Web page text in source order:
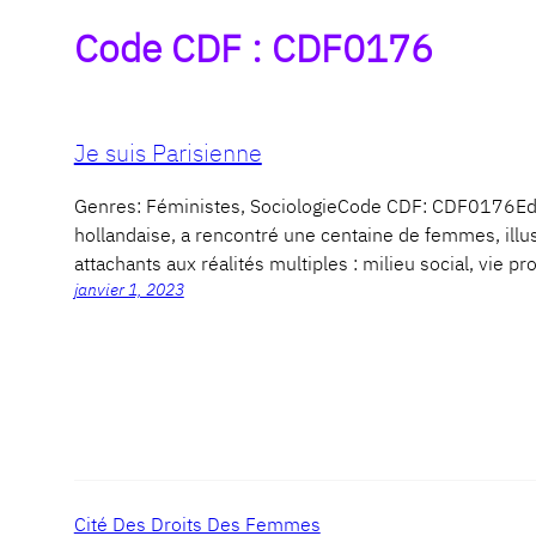
Code CDF : CDF0176
Je suis Parisienne
Genres: Féministes, SociologieCode CDF:
hollandaise, a rencontré une centaine de femmes,
attachants aux réalités multiples : milieu social, vie
janvier 1, 2023
Cité Des Droits Des Femmes